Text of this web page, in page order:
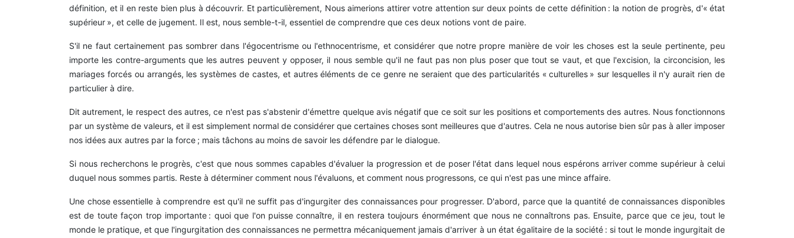
définition, et il en reste bien plus à découvrir. Et particulièrement, Nous aimerions attirer votre attention sur deux points de cette définition : la notion de progrès, d'« état
supérieur », et celle de jugement. Il est, nous semble-t-il, essentiel de comprendre que ces deux notions vont de paire.
S'il ne faut certainement pas sombrer dans l'égocentrisme ou l'ethnocentrisme, et considérer que notre propre manière de voir les choses est la seule pertinente, peu
importe les contre-arguments que les autres peuvent y opposer, il nous semble qu'il ne faut pas non plus poser que tout se vaut, et que l'excision, la circoncision, les
mariages forcés ou arrangés, les systèmes de castes, et autres éléments de ce genre ne seraient que des particularités « culturelles » sur lesquelles il n'y aurait rien de
particulier à dire.
Dit autrement, le respect des autres, ce n'est pas s'abstenir d'émettre quelque avis négatif que ce soit sur les positions et comportements des autres. Nous fonctionnons
par un système de valeurs, et il est simplement normal de considérer que certaines choses sont meilleures que d'autres. Cela ne nous autorise bien sûr pas à aller imposer
nos idées aux autres par la force ; mais tâchons au moins de savoir les défendre par le dialogue.
Si nous recherchons le progrès, c'est que nous sommes capables d'évaluer la progression et de poser l'état dans lequel nous espérons arriver comme supérieur à celui
duquel nous sommes partis. Reste à déterminer comment nous l'évaluons, et comment nous progressons, ce qui n'est pas une mince affaire.
Une chose essentielle à comprendre est qu'il ne suffit pas d'ingurgiter des connaissances pour progresser. D'abord, parce que la quantité de connaissances disponibles
est de toute façon trop importante : quoi que l'on puisse connaître, il en restera toujours énormément que nous ne connaîtrons pas. Ensuite, parce que ce jeu, tout le
monde le pratique, et que l'ingurgitation des connaissances ne permettra mécaniquement jamais d'arriver à un état égalitaire de la société : si tout le monde ingurgitait de